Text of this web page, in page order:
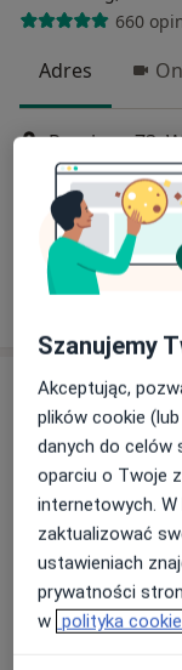
660
Adres
Rumiana 73,
Mezoterapia
Poproś o
Bezpieczne
dr n. med.
Lekarz
Szanujemy
Akceptując,
plików cookie
danych do
oparciu o Twoje
internetowych.
zaktualizować
ustawieniach
prywatności
w polityka